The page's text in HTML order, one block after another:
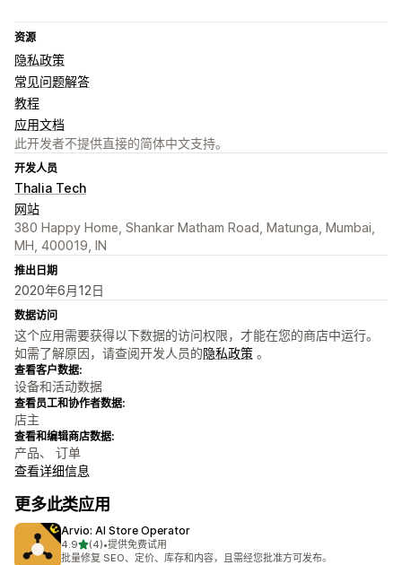
资源
隐私政策
常见问题解答
教程
应用文档
此开发者不提供直接的简体中文支持。
开发人员
Thalia Tech
网站
380 Happy Home, Shankar Matham Road, Matunga, Mumbai,
MH, 400019, IN
推出日期
2020年6月12日
数据访问
这个应用需要获得以下数据的访问权限，才能在您的商店中运行。
如需了解原因，请查阅开发人员的隐私政策 。
查看客户数据:
设备和活动数据
查看员工和协作者数据:
店主
查看和编辑商店数据:
产品、 订单
查看详细信息
更多此类应用
Arvio: AI Store Operator
4.9星（满分 5 星）
(4)
总共 4 条评论
•提供免费试用
批量修复 SEO、定价、库存和内容，且需经您批准方可发布。